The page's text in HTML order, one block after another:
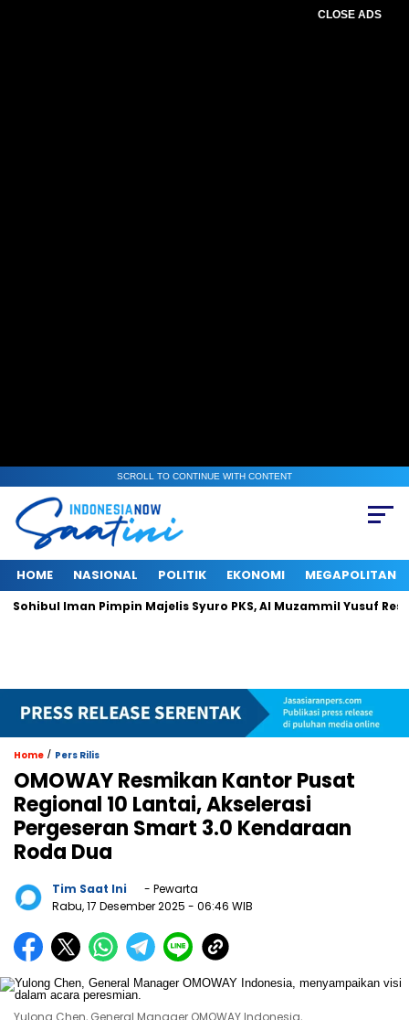
CLOSE ADS
SCROLL TO CONTINUE WITH CONTENT
HOME NASIONAL POLITIK EKONOMI MEGAPOLITAN
Iman Pimpin Majelis Syuro PKS, Al Muzammil Yusuf Resmi
Home / Pers Rilis
OMOWAY Resmikan Kantor Pusat
Regional 10 Lantai, Akselerasi
Pergeseran Smart 3.0 Kendaraan
Roda Dua
Tim Saat Ini
- Pewarta
Rabu, 17 Desember 2025 - 06:46 WIB
Yulong Chen, General Manager OMOWAY Indonesia,